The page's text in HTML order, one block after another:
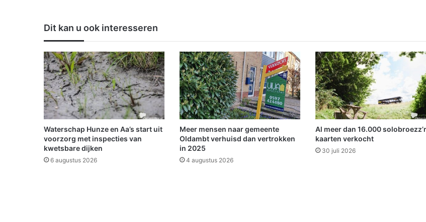
h
e
e
m
d
a
g
e
k
a
p
t
v
r
h
e
i
l
i
g
e
n
m
Dit kan u ook interesseren
Waterschap Hunze en Aa’s start uit
voorzorg met inspecties van
kwetsbare dijken
6 augustus 2026
Meer mensen naar gemeente
Oldambt verhuisd dan vertrokken
in 2025
4 augustus 2026
Al meer dan 16.000
kaarten verkocht
30 juli 2026